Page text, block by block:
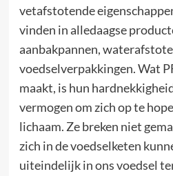
vetafstotende
vinden in alledaagse
aanbakpannen,
voedselverpakkingen. Wat
maakt, is hun
vermogen om zich op te
lichaam. Ze breken niet
zich in de voedselketen
uiteindelijk in ons voedsel